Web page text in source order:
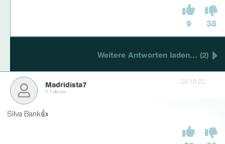
9 38
Weitere Antworten laden... (2)
Madridista7
0 Follower
24.10.22
Silva Bank👍